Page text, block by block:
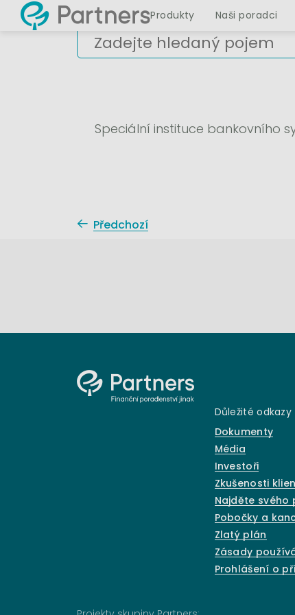
Produkty Naši poradci
Speciální instituce bankovního
Předchozí
Důležité odkazy
Dokumenty
Média
Investoři
Zkušenosti
Najděte svého
Pobočky a
Zlatý plán
Zásady
Prohlášení o